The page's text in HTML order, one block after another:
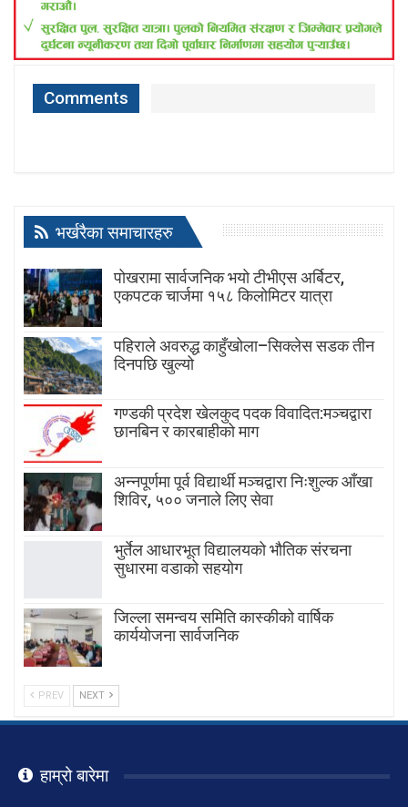
Comments
भर्खरैका समाचारहरु
पोखरामा सार्वजनिक भयो टीभीएस अर्बिटर,
एकपटक चार्जमा १५८ किलोमिटर यात्रा
पहिराले अवरुद्ध काहुँखोला–सिक्लेस सडक तीन
दिनपछि खुल्यो
गण्डकी प्रदेश खेलकुद पदक विवादित:मञ्चद्वारा
छानबिन र कारबाहीको माग
अन्नपूर्णमा पूर्व विद्यार्थी मञ्चद्वारा निःशुल्क आँखा
शिविर, ५०० जनाले लिए सेवा
भुर्तेल आधारभूत विद्यालयको भौतिक संरचना
सुधारमा वडाको सहयोग
जिल्ला समन्वय समिति कास्कीको वार्षिक
कार्ययोजना सार्वजनिक
PREV NEXT
हाम्रो बारेमा